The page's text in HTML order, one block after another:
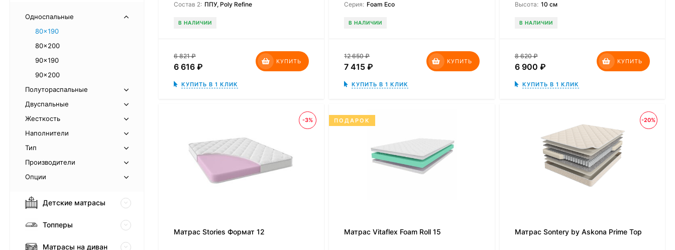
Состав 2: ППУ, Poly Refine
В НАЛИЧИИ
6 821₽
6 616 ₽
КУПИТЬ
КУПИТЬ В 1 КЛИК
Серия: Foam Eco
В НАЛИЧИИ
12 650₽
7 415₽
КУПИТЬ
КУПИТЬ В 1 КЛИК
Высота: 10 см
В НАЛИЧИИ
8 620₽
6 900 ₽
КУПИТЬ
КУПИТЬ В 1 КЛИК
-3%
Матрас Stories Формат 12
ПОДАРОК
Матрас Vitaflex Foam Roll 15
-20%
Матрас Sontery by Askona Prime Top
Односпальные
80x190
80x200
90x190
90x200
Полутораспальные
Двуспальные
Жесткость
Наполнители
Тип
Производители
Опции
Детские матрасы
Топперы
Матрасы на диван